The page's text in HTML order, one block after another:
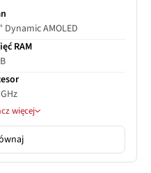
Dynamic AMOLED
RAM
więcej